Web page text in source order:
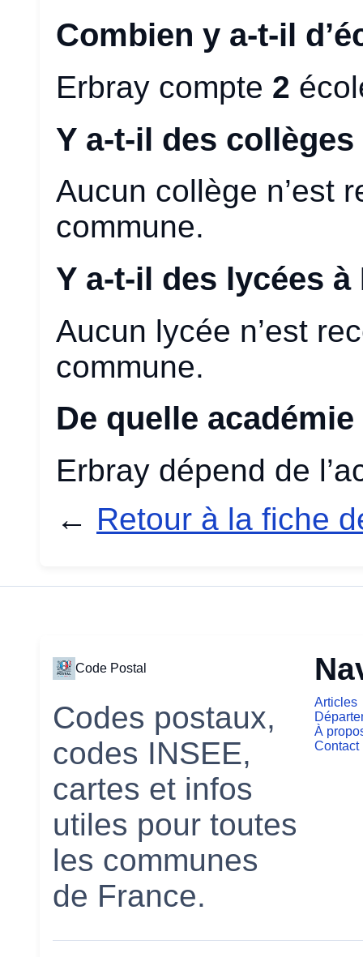
Combien y a-t-il
Erbray compte 2
Y a-t-il des
Aucun collège n’est
commune.
Y a-t-il des lycées
Aucun lycée n’est
commune.
De quelle
Erbray dépend de
← Retour à la fiche
Code Postal
Codes postaux,
codes INSEE,
cartes et infos
utiles pour toutes
les communes
de France.
Articles
À
Contact